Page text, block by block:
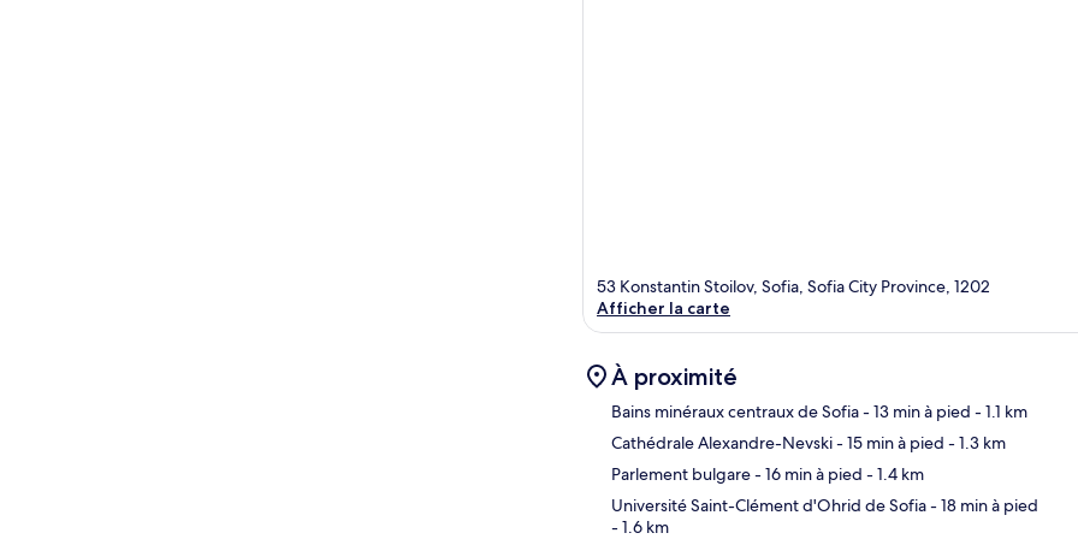
53 Konstantin Stoilov, Sofia, Sofia City Province, 1202
Afficher la carte
À proximité
Bains minéraux centraux de Sofia- 13 min à pied - 1.1 km
Cathédrale Alexandre-Nevski- 15 min à pied - 1.3 km
Parlement bulgare- 16 min à pied - 1.4 km
Université Saint-Clément d'Ohrid de Sofia- 18 min à pied
- 1.6 km